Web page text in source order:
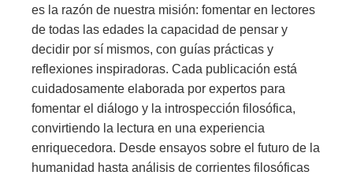
es la razón de nuestra misión: fomentar en lectores
de todas las edades la capacidad de pensar y
decidir por sí mismos, con guías prácticas y
reflexiones inspiradoras. Cada publicación está
cuidadosamente elaborada por expertos para
fomentar el diálogo y la introspección filosófica,
convirtiendo la lectura en una experiencia
enriquecedora. Desde ensayos sobre el futuro de la
humanidad hasta análisis de corrientes filosóficas